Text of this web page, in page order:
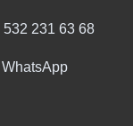
532 231 63 68
WhatsApp